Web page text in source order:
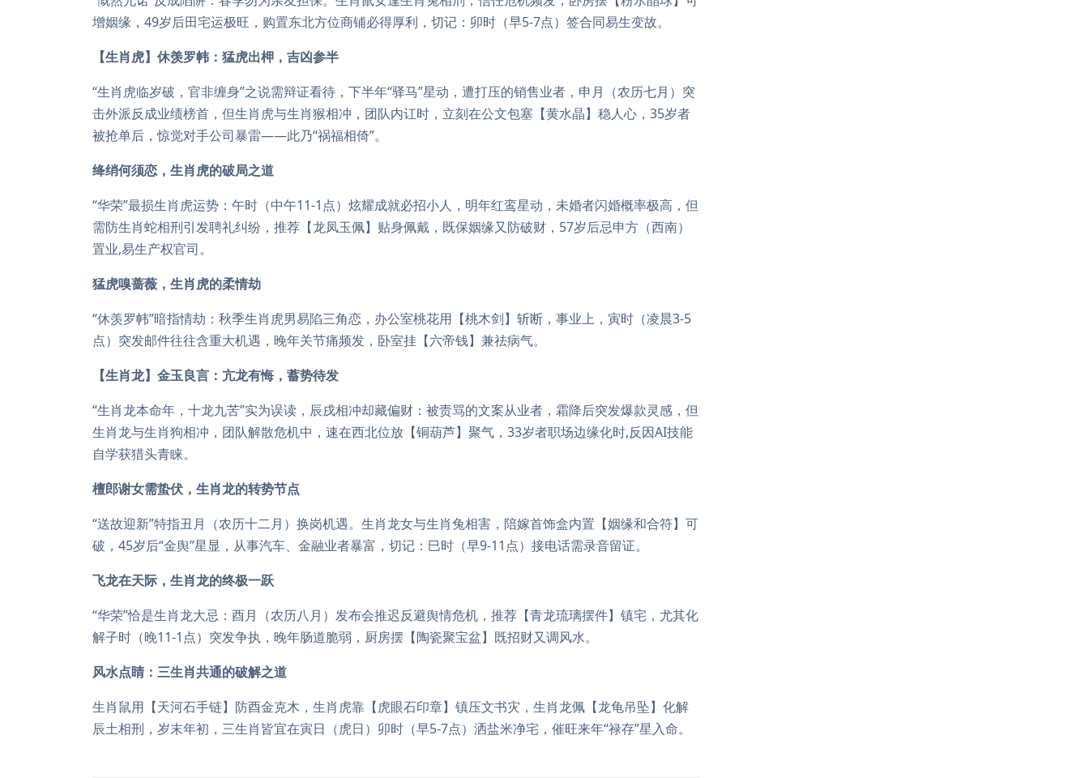
增姻缘，49岁后田宅运极旺，购置东北方位商铺必得厚利，切记：卯时（早5-7点）签合同易生变故。
【生肖虎】休羡罗帏：猛虎出柙，吉凶参半
“生肖虎临岁破，官非缠身”之说需辩证看待，下半年“驿马”星动，遭打压的销售业者，申月（农历七月）突
击外派反成业绩榜首，但生肖虎与生肖猴相冲，团队内讧时，立刻在公文包塞【黄水晶】稳人心，35岁者
被抢单后，惊觉对手公司暴雷——此乃“祸福相倚”。
绛绡何须恋，生肖虎的破局之道
“华荣”最损生肖虎运势：午时（中午11-1点）炫耀成就必招小人，明年红鸾星动，未婚者闪婚概率极高，但
需防生肖蛇相刑引发聘礼纠纷，推荐【龙凤玉佩】贴身佩戴，既保姻缘又防破财，57岁后忌申方（西南）
置业,易生产权官司。
猛虎嗅蔷薇，生肖虎的柔情劫
“休羡罗帏”暗指情劫：秋季生肖虎男易陷三角恋，办公室桃花用【桃木剑】斩断，事业上，寅时（凌晨3-5
点）突发邮件往往含重大机遇，晚年关节痛频发，卧室挂【六帝钱】兼祛病气。
【生肖龙】金玉良言：亢龙有悔，蓄势待发
“生肖龙本命年，十龙九苦”实为误读，辰戌相冲却藏偏财：被责骂的文案从业者，霜降后突发爆款灵感，但
生肖龙与生肖狗相冲，团队解散危机中，速在西北位放【铜葫芦】聚气，33岁者职场边缘化时,反因AI技能
自学获猎头青睐。
檀郎谢女需蛰伏，生肖龙的转势节点
“送故迎新”特指丑月（农历十二月）换岗机遇。生肖龙女与生肖兔相害，陪嫁首饰盒内置【姻缘和合符】可
破，45岁后“金舆”星显，从事汽车、金融业者暴富，切记：巳时（早9-11点）接电话需录音留证。
飞龙在天际，生肖龙的终极一跃
“华荣”恰是生肖龙大忌：酉月（农历八月）发布会推迟反避舆情危机，推荐【青龙琉璃摆件】镇宅，尤其化
解子时（晚11-1点）突发争执，晚年肠道脆弱，厨房摆【陶瓷聚宝盆】既招财又调风水。
风水点睛：三生肖共通的破解之道
生肖鼠用【天河石手链】防酉金克木，生肖虎靠【虎眼石印章】镇压文书灾，生肖龙佩【龙龟吊坠】化解
辰土相刑，岁末年初，三生肖皆宜在寅日（虎日）卯时（早5-7点）洒盐米净宅，催旺来年“禄存”星入命。